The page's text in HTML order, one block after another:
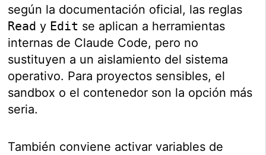
según la documentación oficial, las reglas
Read y Edit se aplican a herramientas
internas de Claude Code, pero no
sustituyen a un aislamiento del sistema
operativo. Para proyectos sensibles, el
sandbox o el contenedor son la opción más
seria.
También conviene activar variables de